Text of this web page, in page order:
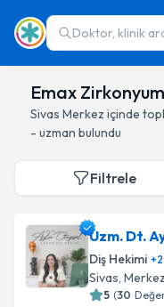
Doktor, klinik
Emax
Sivas Merkez içinde
- uzman bulundu
Filtrele
Uzm. Dt.
Diş Hekimi +2
Sivas, Merkez
5 (30